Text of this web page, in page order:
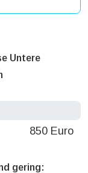
Untere
850 Euro
gering: